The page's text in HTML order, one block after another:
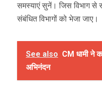
समस्याएं सुनें। जिस विभाग से
संबंधित विभागों को भेजा जाए।
See also CM धामी ने
अभिनंदन